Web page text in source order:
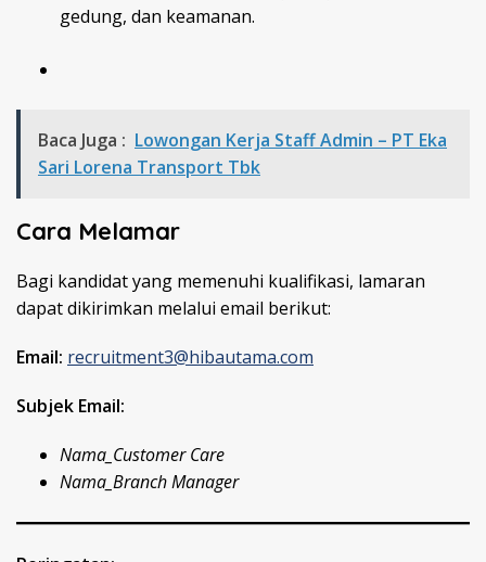
gedung, dan keamanan.
Baca Juga : Lowongan Kerja Staff Admin – PT Eka
Sari Lorena Transport Tbk
Cara Melamar
Bagi kandidat yang memenuhi kualifikasi, lamaran
dapat dikirimkan melalui email berikut:
Email: recruitment3@hibautama.com
Subjek Email:
Nama_Customer Care
Nama_Branch Manager